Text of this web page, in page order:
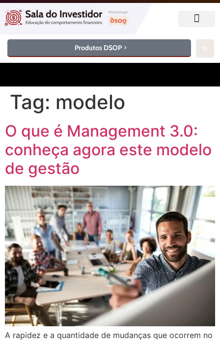
Produtos DSOP
Tag: modelo
O que é Management 3.0:
conheça agora este modelo
de gestão
A rapidez e a quantidade de mudanças que ocorrem no